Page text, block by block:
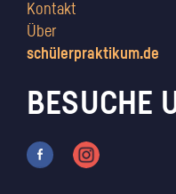
Kontakt
Über
schülerpraktikum.de
BESUCHE